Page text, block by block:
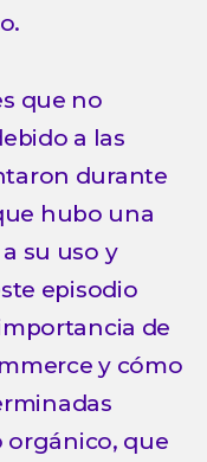
que no
a las
durante
hubo una
su uso y
episodio
de
y cómo
orgánico, que